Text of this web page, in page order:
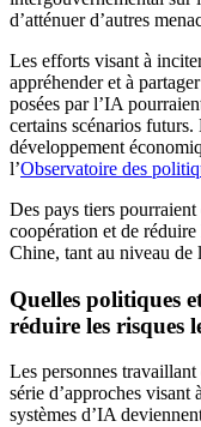
d’atténuer d’autres
Les efforts visant à
appréhender et à
posées par l’IA
certains scénarios
développement
l’Observatoire des
Des pays tiers
coopération et de
Chine, tant au niveau de
Quelles politiques
réduire les risques
Les personnes
série d’approches visant
systèmes d’IA